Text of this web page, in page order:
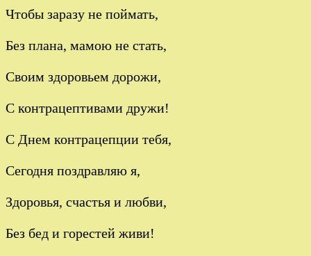
Чтобы заразу не поймать,
Без плана, мамою не стать,
Своим здоровьем дорожи,
С контрацептивами дружи!
С Днем контрацепции тебя,
Сегодня поздравляю я,
Здоровья, счастья и любви,
Без бед и горестей живи!